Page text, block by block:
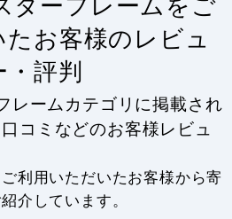
お客様のレビュ
・評判
レームカテゴリに掲載され
コミなどのお客様レビュ
利用いただいたお客様から寄
介しています。